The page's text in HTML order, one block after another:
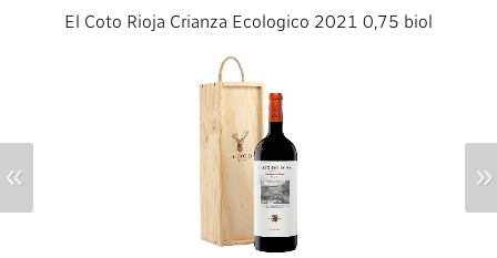
El Coto Rioja Crianza Ecologico 2021 0,75 biol
« »